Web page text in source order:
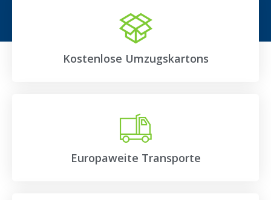
Kostenlose Umzugskartons
Europaweite Transporte